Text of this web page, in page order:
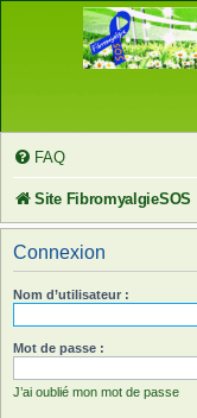
FAQ
Site FibromyalgieSOS
Connexion
Nom d’utilisateur :
Mot de passe :
J’ai oublié mon mot de passe